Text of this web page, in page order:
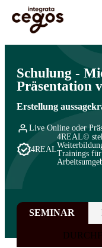
Skip to main content
Sie sind hier:Startseite
>Microsoft>Excel
Schulung -
Präsentation
Erstellung
Live Online oder
4REAL
4REAL©
Trainings
SEMINAR